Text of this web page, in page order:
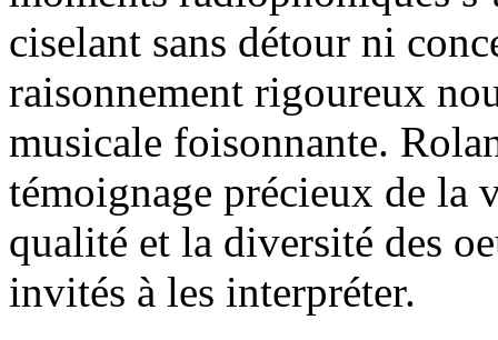
ciselant sans détour ni
raisonnement rigoureux
musicale foisonnante.
témoignage précieux de la
qualité et la diversité des
invités à les interpréter.